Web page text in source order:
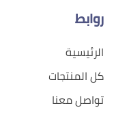
روابط
الرئيسية
كل المنتجات
تواصل معنا